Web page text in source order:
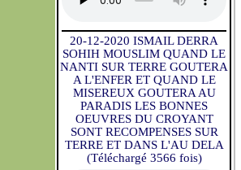
20-12-2020 ISMAIL DERRA
SOHIH MOUSLIM QUAND LE
NANTI SUR TERRE GOUTERA
A L'ENFER ET QUAND LE
MISEREUX GOUTERA AU
PARADIS LES BONNES
OEUVRES DU CROYANT
SONT RECOMPENSES SUR
TERRE ET DANS L'AU DELA
(Téléchargé 3566 fois)